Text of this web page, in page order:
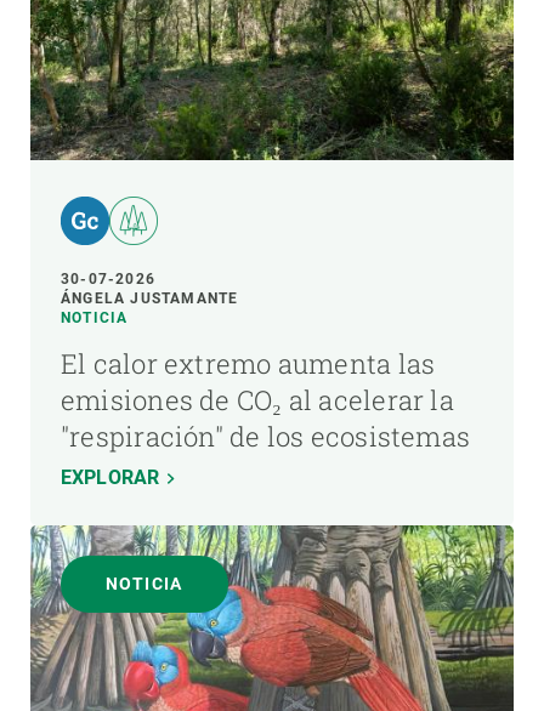
30-07-2026
ÁNGELA JUSTAMANTE
NOTICIA
El calor extremo aumenta las
emisiones de CO₂ al acelerar la
"respiración" de los ecosistemas
EXPLORAR
NOTICIA